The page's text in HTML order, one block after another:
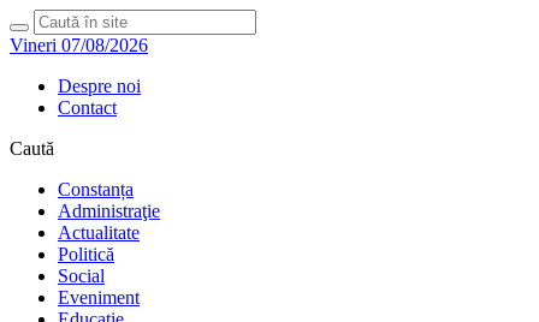
Vineri 07/08/2026
Despre noi
Contact
Caută
Constanța
Administraţie
Actualitate
Politică
Social
Eveniment